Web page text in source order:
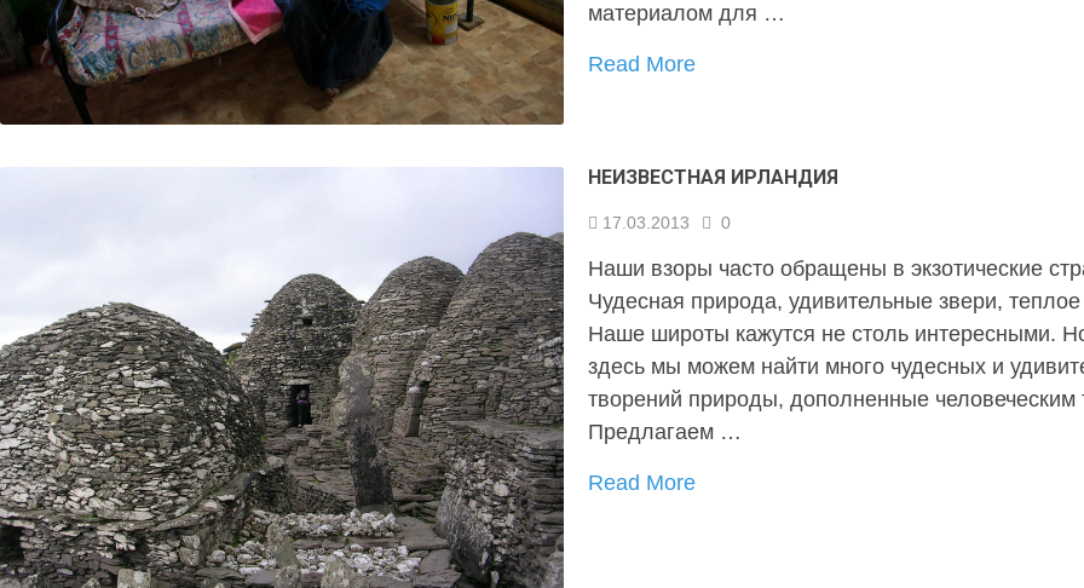
материалом для …
Read More
НЕИЗВЕСТНАЯ ИРЛАНДИЯ
17.03.2013 0
Наши взоры часто обращены в экзотические
Чудесная природа, удивительные звери,
Наше широты кажутся не столь интересными.
здесь мы можем найти много чудесных и
творений природы, дополненные человеческим
Предлагаем …
Read More